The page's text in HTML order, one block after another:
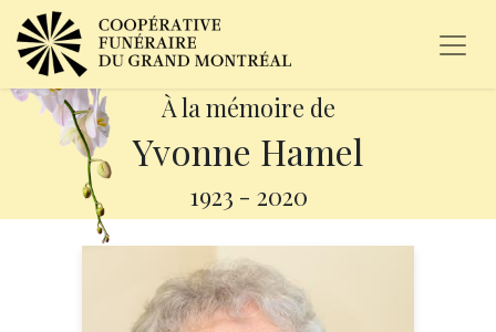
À la mémoire de
Yvonne Hamel
1923 - 2020